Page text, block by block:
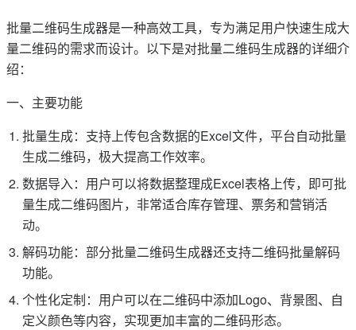
批量二维码生成器是一种高效工具，专为满足用户快速生成大
量二维码的需求而设计。以下是对批量二维码生成器的详细介
绍：
一、主要功能
批量生成：支持上传包含数据的Excel文件，平台自动批量
生成二维码，极大提高工作效率。
数据导入：用户可以将数据整理成Excel表格上传，即可批
量生成二维码图片，非常适合库存管理、票务和营销活
动。
解码功能：部分批量二维码生成器还支持二维码批量解码
功能。
个性化定制：用户可以在二维码中添加Logo、背景图、自
定义颜色等内容，实现更加丰富的二维码形态。